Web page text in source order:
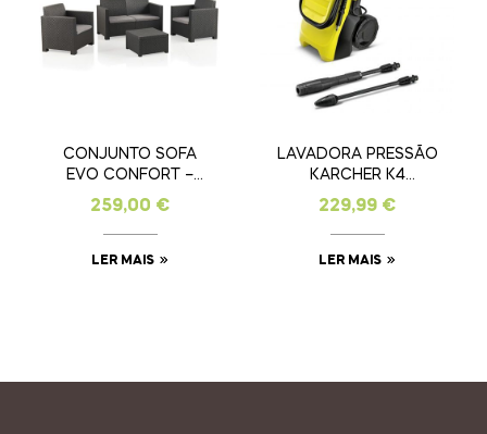
CONJUNTO SOFA
EVO CONFORT –
ANTRACITE
259,00 €
LER MAIS
LAVADORA PRESSÃO
KARCHER K4
COMPACT
229,99 €
LER MAIS